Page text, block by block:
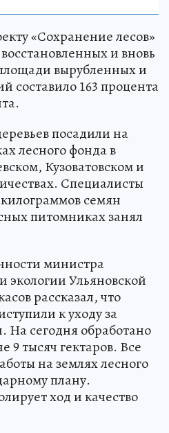
«Сохранение лесов»
и вновь
вырубленных и
составило 163 процента
посадили на
лесного фонда в
Кузоватовском и
Специалисты
килограммов семян
питомниках занял
министра
экологии Ульяновской
рассказал, что
к уходу за
сегодня обработано
9 тысяч гектаров. Все
на землях лесного
плану.
ход и качество